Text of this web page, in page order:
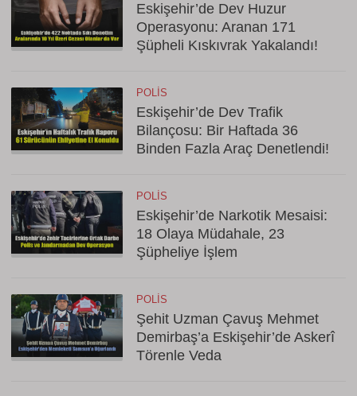
Eskişehir’de Dev Huzur
Operasyonu: Aranan 171
Şüpheli Kıskıvrak Yakalandı!
POLIS
Eskişehir’de Dev Trafik
Bilançosu: Bir Haftada 36
Binden Fazla Araç Denetlendi!
POLIS
Eskişehir’de Narkotik Mesaisi:
18 Olaya Müdahale, 23
Şüpheliye İşlem
POLIS
Şehit Uzman Çavuş Mehmet
Demirbaş’a Eskişehir’de Askerî
Törenle Veda